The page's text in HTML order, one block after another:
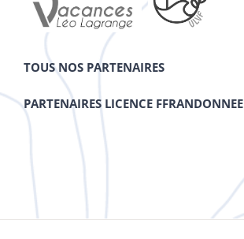
TOUS NOS PARTENAIRES
PARTENAIRES LICENCE FFRANDONNEE